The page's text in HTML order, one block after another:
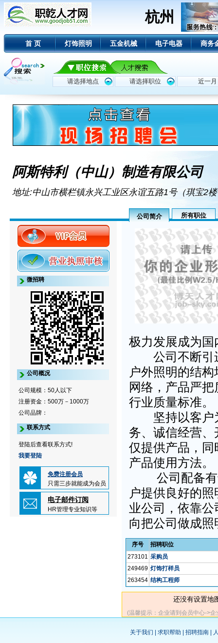
杭州
首 页 灯饰照明 五金机械 电子电器 商务
阿斯特利（中山）制造有限公司
地址:中山市横栏镇永兴工业区永谊五路1号（琪宝2
公司简介 所有职位
微招聘
公司概况
公司规模：50人以下
注册资金：500万－1000万
公司品牌：
联系方式
登陆后查看联系方式!
我要登陆
免费注册会员
只需三步就能成为会员
电子邮件订阅
HR管理专业知识等
极力发展成为
公司不断引进
户外照明的结
网络，产品严
行业质量标准。
坚持以客户为
务、诚信经营
仅提供产品，
产品使用方法。
公司配备有专
户提供良好的
业公司，依靠
向把公司做成
序号
招聘职位
273101 采购员
249469 灯饰打样员
263454 结构工程师
还没有设置地
(温馨提示：企业请到会员中心->
关于我们 求职帮助 招聘指南